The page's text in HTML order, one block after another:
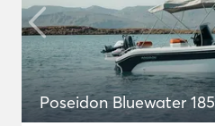
Poseidon Bluewater 185